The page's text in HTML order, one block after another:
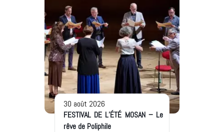
30 août 2026
FESTIVAL DE L’ÉTÉ MOSAN – Le
rêve de Poliphile